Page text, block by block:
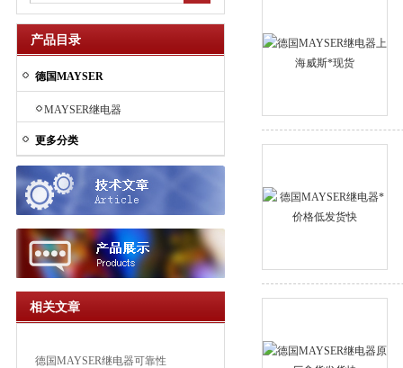
产品目录
德国MAYSER
MAYSER继电器
更多分类
相关文章
德国MAYSER继电器可靠性